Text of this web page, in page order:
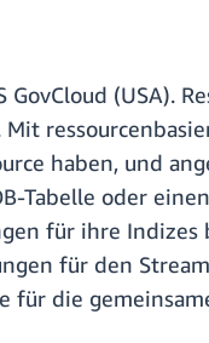
(USA).
haben, und
Tabelle oder
für ihre Indizes
für den
die